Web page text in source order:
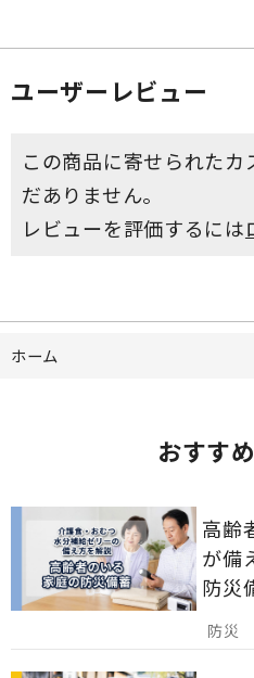
ユーザーレビュー
この商品に寄せられたカ
だありません。
レビューを評価するには
ホーム
おすす
高齢
が備
防災
ス
解説